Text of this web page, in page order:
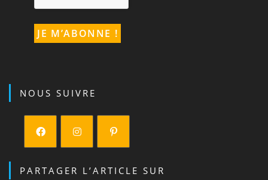
NOUS SUIVRE
PARTAGER L’ARTICLE SUR